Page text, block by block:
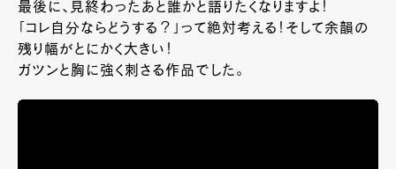
最後に、見終わったあと誰かと語りたくなりますよ！
「コレ自分ならどうする？」って絶対考える！そして余韻の
残り幅がとにかく大きい！
ガツンと胸に強く刺さる作品でした。